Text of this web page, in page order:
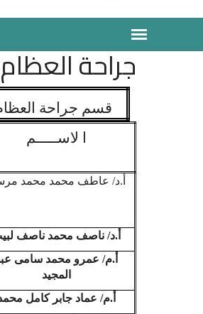
جراحة العظام
قسم جراحة
ا لاســـــم
أ.د/ عاطف محمد محمد
أ.د/ ناصف محمد ناصف
أ.م/ عمرو محمد سامى
المجيد
أ.م/ عماد جابر كامل